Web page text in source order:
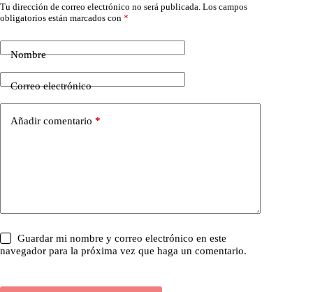
Tu dirección de correo electrónico no será publicada. Los campos
obligatorios están marcados con *
Nombre
Correo electrónico
Añadir comentario *
Guardar mi nombre y correo electrónico en este
navegador para la próxima vez que haga un comentario.